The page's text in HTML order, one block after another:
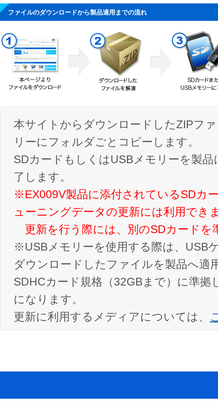
ファイルのダウンロードから製品適用までの流れ
本サイトからダウンロードしたZIPフ
リーにフォルダごとコピーします。
SDカードもしくはUSBメモリーを製
了します。
※EX009V製品に添付されているSDカ
ューニングデータの更新には利用でき
更新を行う際には、別のSDカードを
※USBメモリーを使用する際は、USB
ダウンロードしたファイルを製品へ適
SDHCカード規格（32GBまで）に準
になります。
更新に利用するメディアについては、